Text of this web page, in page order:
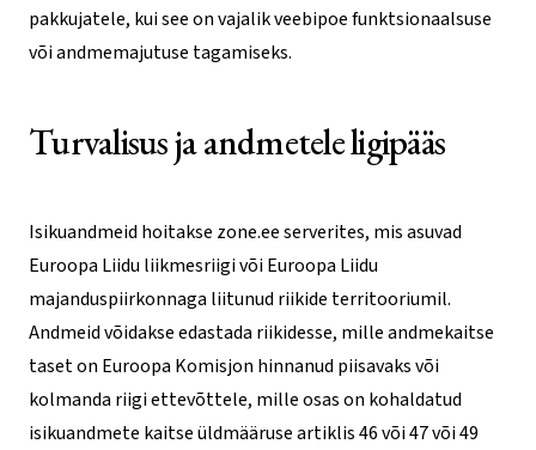
pakkujatele, kui see on vajalik veebipoe funktsionaalsuse
või andmemajutuse tagamiseks.
Turvalisus ja andmetele ligipääs
Isikuandmeid hoitakse zone.ee serverites, mis asuvad
Euroopa Liidu liikmesriigi või Euroopa Liidu
majanduspiirkonnaga liitunud riikide territooriumil.
Andmeid võidakse edastada riikidesse, mille andmekaitse
taset on Euroopa Komisjon hinnanud piisavaks või
kolmanda riigi ettevõttele, mille osas on kohaldatud
isikuandmete kaitse üldmääruse artiklis 46 või 47 või 49